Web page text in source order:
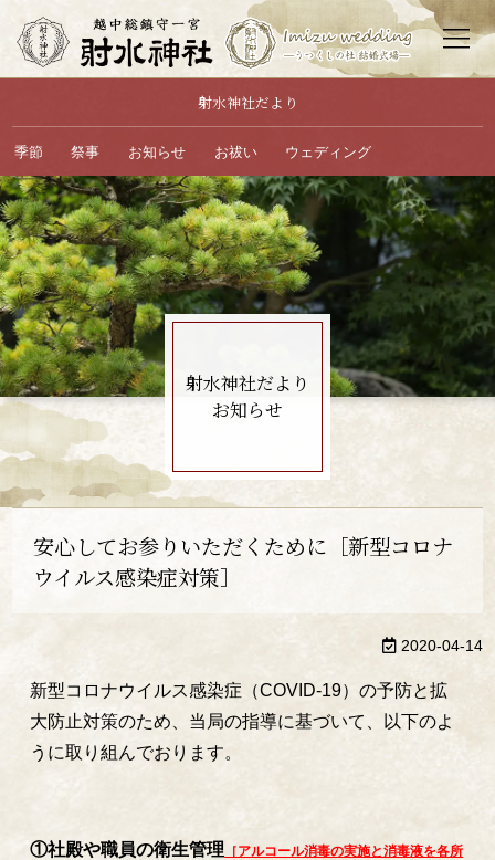
祭りと年中行事
ご祈願・お祓い お神札・お守り
結婚式・披露宴 散策・見どころ
参拝・アクセス お問い合わせ
お知らせ サイトマップ
社務所へTEL
射水神社だより
季節 祭事 お知らせ お祓い ウェディング
射水神社だより
お知らせ
安心してお参りいただくために［新型コロナ
ウイルス感染症対策］
2020-04-14
新型コロナウイルス感染症（COVID-19）の予防と拡
大防止対策のため、当局の指導に基づいて、以下のよ
うに取り組んでおります。
①社殿や職員の衛生管理 ［アルコール消毒の実施と消毒液を各所